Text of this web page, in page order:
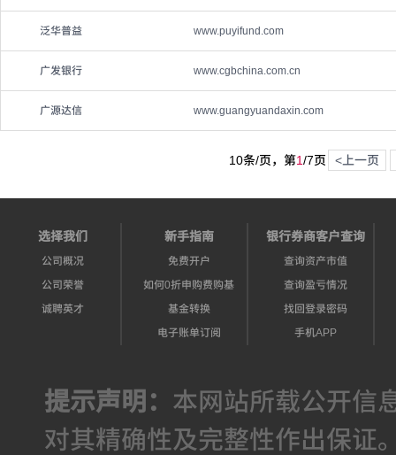
泛华普益 www.puyifund.com
广发银行 www.cgbchina.com.cn
广源达信 www.guangyuandaxin.com
10条/页，第1/7页 <上一页
选择我们
公司概况
公司荣誉
诚聘英才
新手指南
免费开户
如何0折申购费购基
基金转换
电子账单订阅
银行券商客户查询
查询资产市值
查询盈亏情况
找回登录密码
手机APP
提示声明： 本网站所载公开信
对其精确性及完整性作出保证